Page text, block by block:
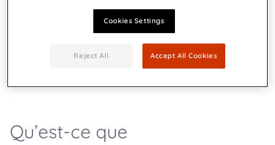
Le présent guide va s’intéresser plus en détail aux
avantages liés à la mise en œuvre d’une solution
d’automatisation des comptes fournisseurs pour votre
Qu’est-ce que
Cookies Settings
Reject All Accept All Cookies